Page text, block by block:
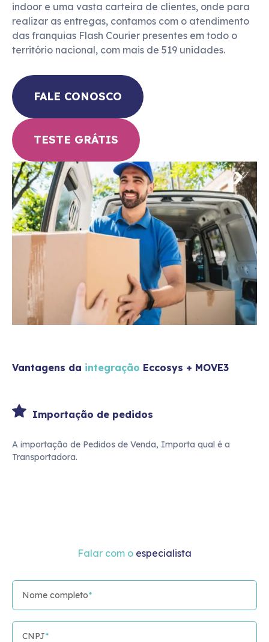
indoor e uma vasta carteira de clientes, onde para
realizar as entregas, contamos com o atendimento
das franquias Flash Courier presentes em todo o
FALE CONOSCO
TESTE GRÁTIS
Vantagens da integração Eccosys + MOVE3
Importação de pedidos
A importação de Pedidos de Venda, Importa qual é a
Transportadora.
Falar com o especialista
Nome completo*
CNPJ*